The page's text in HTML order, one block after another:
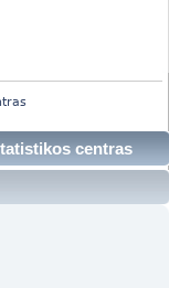
centras